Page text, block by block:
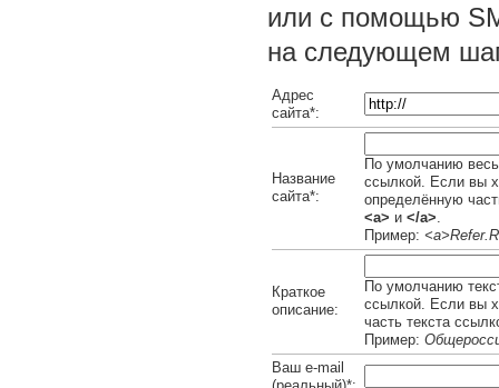
или с помощью
на следующем
Адрес
сайта*:
Название
сайта*:
По умолчанию
ссылкой. Если вы
определённую
<a> и </a>.
Пример:
Краткое
описание:
По умолчанию
ссылкой. Если вы
часть текста
Пример:
Ваш e-mail